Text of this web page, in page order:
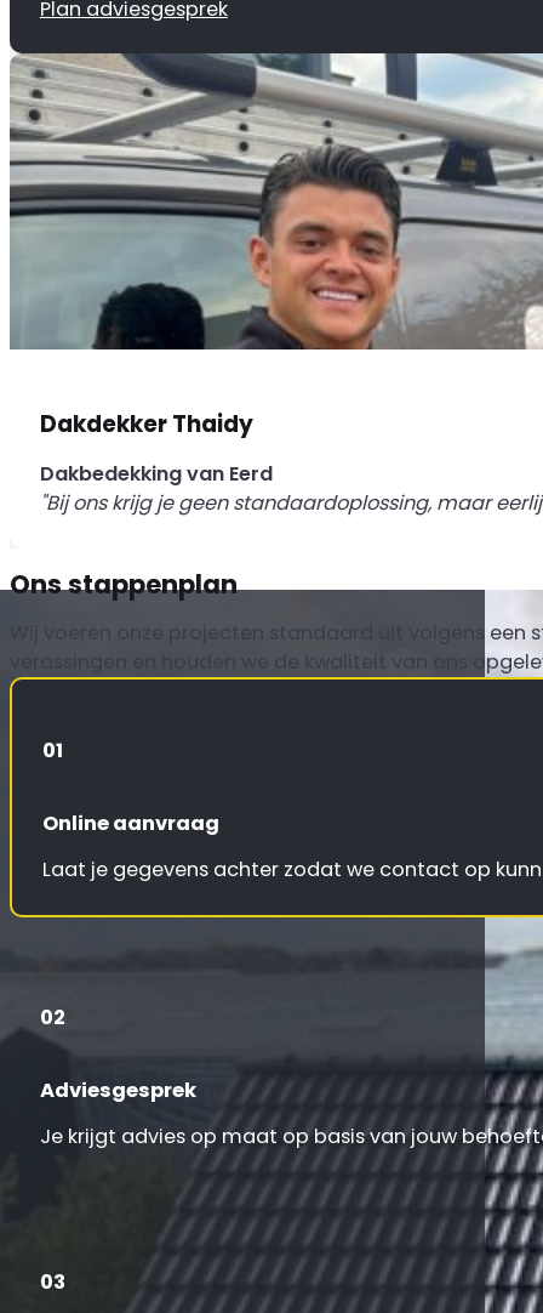
Plan adviesgesprek
Dakdekker Thaidy
Dakbedekking van Eerd
"Bij ons krijg je geen standaardoplossing, maar
Ons stappenplan
Wij voeren onze projecten standaard uit volgens
verassingen en houden we de kwaliteit van ons
01
Online aanvraag
Laat je gegevens achter zodat we contact op
02
Adviesgesprek
Je krijgt advies op maat op basis van jouw
03